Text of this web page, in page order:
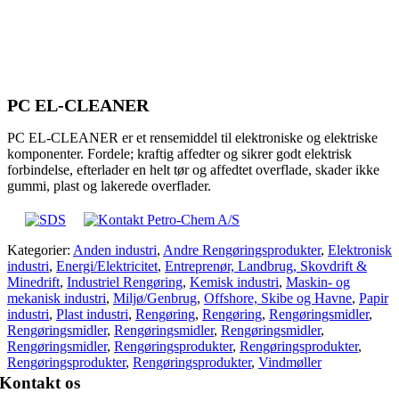
PC EL-CLEANER
PC EL-CLEANER er et rensemiddel til elektroniske og elektriske
komponenter. Fordele; kraftig affedter og sikrer godt elektrisk
forbindelse, efterlader en helt tør og affedtet overflade, skader ikke
gummi, plast og lakerede overflader.
Kategorier: Anden industri, Andre Rengøringsprodukter, Elektronisk
industri, Energi/Elektricitet, Entreprenør, Landbrug, Skovdrift &
Minedrift, Industriel Rengøring, Kemisk industri, Maskin- og
mekanisk industri, Miljø/Genbrug, Offshore, Skibe og Havne, Papir
industri, Plast industri, Rengøring, Rengøring, Rengøringsmidler,
Rengøringsmidler, Rengøringsmidler, Rengøringsmidler,
Rengøringsmidler, Rengøringsprodukter, Rengøringsprodukter,
Rengøringsprodukter, Rengøringsprodukter, Vindmøller
Kontakt os